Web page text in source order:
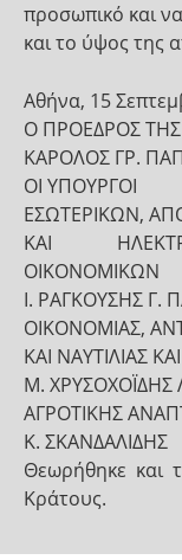
προσωπικό και
και το ύψος της
Αθήνα, 15
Ο ΠΡΟΕΔΡΟΣ
ΚΑΡΟΛΟΣ ΓΡ.
ΟΙ ΥΠΟΥΡΓΟΙ
ΕΣΩΤΕΡΙΚΩΝ,
ΚΑΙ
ΟΙΚΟΝΟΜΙΚΩΝ
Ι. ΡΑΓΚΟΥΣΗΣ Γ.
ΟΙΚΟΝΟΜΙΑΣ,
ΚΑΙ ΝΑΥΤΙΛΙΑΣ
Μ. ΧΡΥΣΟΧΟΪΔΗΣ
ΑΓΡΟΤΙΚΗΣ
Κ. ΣΚΑΝΔΑΛΙΔΗΣ
Θεωρήθηκε και
Κράτους.